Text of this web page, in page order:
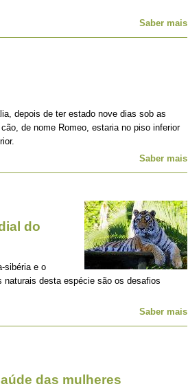
Saber mais
depois de ter estado nove dias sob as
de nome Romeo, estaria no piso inferior
Saber mais
do
sibéria e o
naturais desta espécie são os desafios
Saber mais
das mulheres